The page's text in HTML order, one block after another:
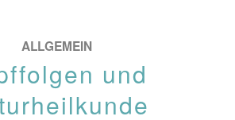
ALLGEMEIN
und